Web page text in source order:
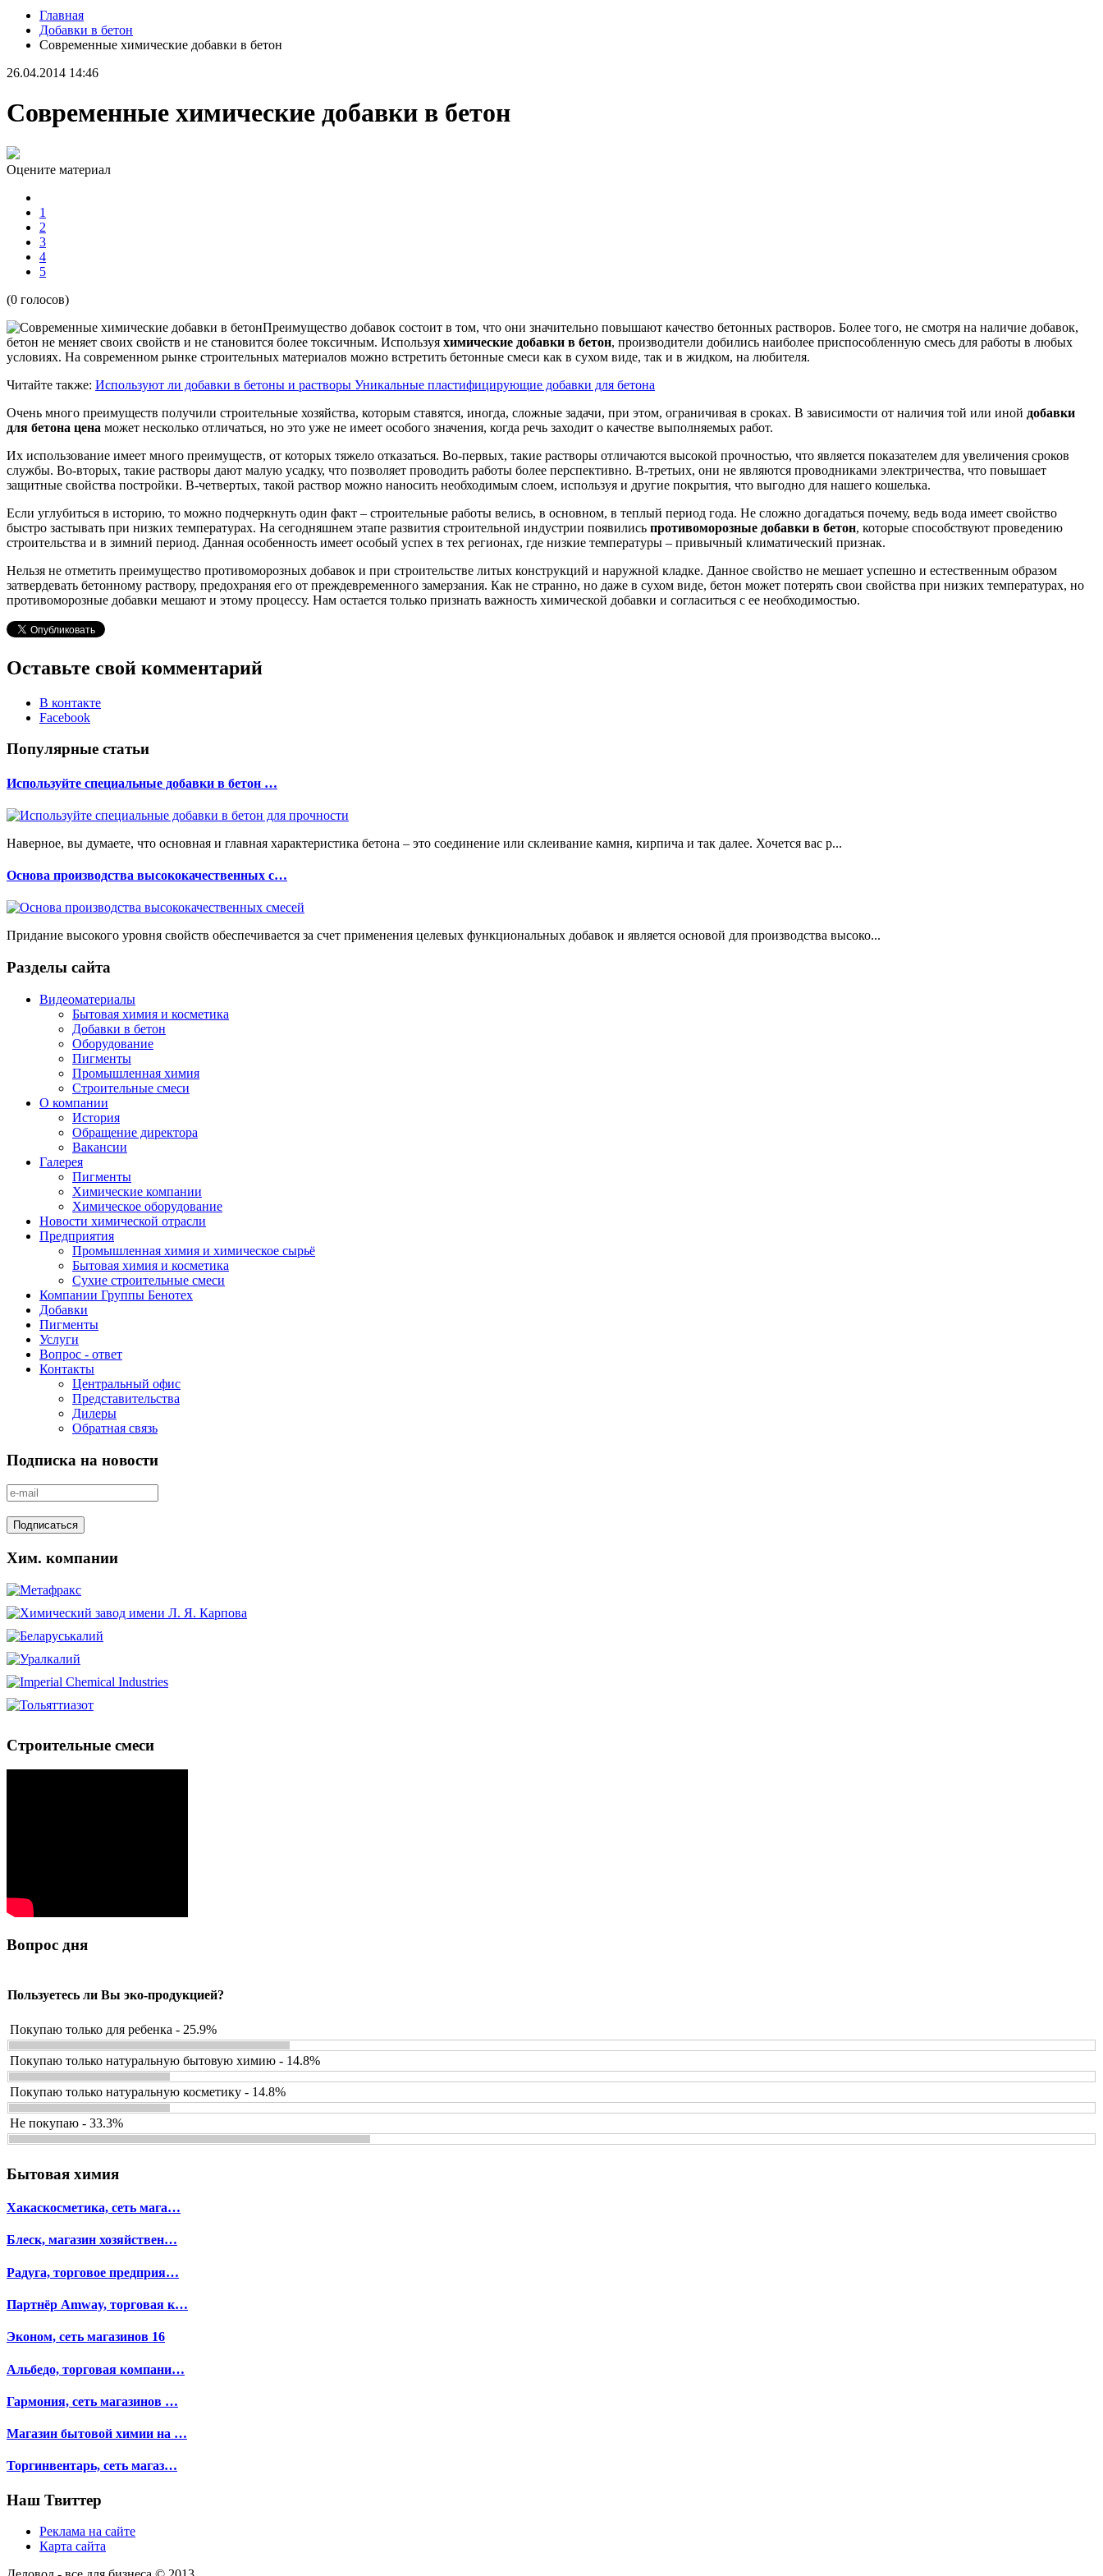
Главная
Добавки в бетон
Современные химические добавки в бетон
26.04.2014 14:46
Современные химические добавки в бетон
Оцените материал
1
2
3
4
5
(0 голосов)
Преимущество добавок состоит в том, что они значительно повышают качество бетонных растворов. Более того, не смотря на наличие добавок,
бетон не меняет своих свойств и не становится более токсичным. Используя химические добавки в бетон, производители добились наиболее приспособленную смесь для работы в любых
условиях. На современном рынке строительных материалов можно встретить бетонные смеси как в сухом виде, так и в жидком, на любителя.
Читайте также: Используют ли добавки в бетоны и растворы Уникальные пластифицирующие добавки для бетона
Очень много преимуществ получили строительные хозяйства, которым ставятся, иногда, сложные задачи, при этом, ограничивая в сроках. В зависимости от наличия той или иной добавки
для бетона цена может несколько отличаться, но это уже не имеет особого значения, когда речь заходит о качестве выполняемых работ.
Их использование имеет много преимуществ, от которых тяжело отказаться. Во-первых, такие растворы отличаются высокой прочностью, что является показателем для увеличения сроков
службы. Во-вторых, такие растворы дают малую усадку, что позволяет проводить работы более перспективно. В-третьих, они не являются проводниками электричества, что повышает
защитные свойства постройки. В-четвертых, такой раствор можно наносить необходимым слоем, используя и другие покрытия, что выгодно для нашего кошелька.
Если углубиться в историю, то можно подчеркнуть один факт – строительные работы велись, в основном, в теплый период года. Не сложно догадаться почему, ведь вода имеет свойство
быстро застывать при низких температурах. На сегодняшнем этапе развития строительной индустрии появились противоморозные добавки в бетон, которые способствуют проведению
строительства и в зимний период. Данная особенность имеет особый успех в тех регионах, где низкие температуры – привычный климатический признак.
Нельзя не отметить преимущество противоморозных добавок и при строительстве литых конструкций и наружной кладке. Данное свойство не мешает успешно и естественным образом
затвердевать бетонному раствору, предохраняя его от преждевременного замерзания. Как не странно, но даже в сухом виде, бетон может потерять свои свойства при низких температурах, но
противоморозные добавки мешают и этому процессу. Нам остается только признать важность химической добавки и согласиться с ее необходимостью.
Оставьте свой комментарий
В контакте
Facebook
Популярные статьи
Используйте специальные добавки в бетон …
Наверное, вы думаете, что основная и главная характеристика бетона – это соединение или склеивание камня, кирпича и так далее. Хочется вас р...
Основа производства высококачественных с…
Придание высокого уровня свойств обеспечивается за счет применения целевых функциональных добавок и является основой для производства высоко...
Разделы сайта
Видеоматериалы
Бытовая химия и косметика
Добавки в бетон
Оборудование
Пигменты
Промышленная химия
Строительные смеси
О компании
История
Обращение директора
Вакансии
Галерея
Пигменты
Химические компании
Химическое оборудование
Новости химической отрасли
Предприятия
Промышленная химия и химическое сырьё
Бытовая химия и косметика
Сухие строительные смеси
Компании Группы Бенотех
Добавки
Пигменты
Услуги
Вопрос - ответ
Контакты
Центральный офис
Представительства
Дилеры
Обратная связь
Подписка на новости
Хим. компании
Строительные смеси
Вопрос дня
Пользуетесь ли Вы эко-продукцией?
Покупаю только для ребенка - 25.9%
Покупаю только натуральную бытовую химию - 14.8%
Покупаю только натуральную косметику - 14.8%
Не покупаю - 33.3%
Бытовая химия
Хакаскосметика, сеть мага…
Блеск, магазин хозяйствен…
Радуга, торговое предприя…
Партнёр Amway, торговая к…
Эконом, сеть магазинов 16
Альбедо, торговая компани…
Гармония, сеть магазинов …
Магазин бытовой химии на …
Торгинвентарь, сеть магаз…
Наш Твиттер
Реклама на сайте
Карта сайта